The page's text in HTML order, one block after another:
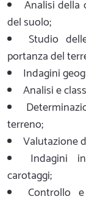
Analisi della
del suolo;
Studio
portanza del
Indagini
Analisi e
terreno;
Valutazione
Indagini
carotaggi;
Controllo